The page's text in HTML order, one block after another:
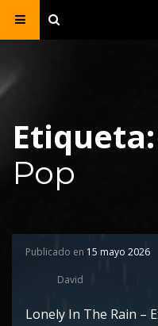
Etiqueta:
Pop
Publicado en 15 mayo 2026
David
Lonely In The Rain –